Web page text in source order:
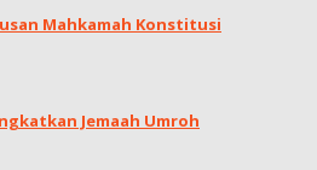
Mahkamah Konstitusi
Jemaah Umroh